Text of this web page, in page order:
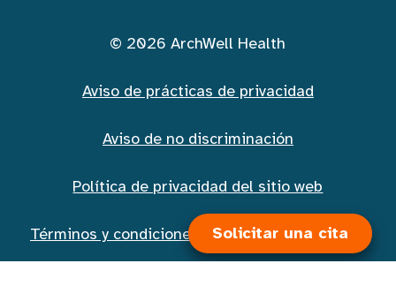
Solicitar una cita
© 2026 ArchWell Health
Aviso de prácticas de privacidad
Aviso de no discriminación
Política de privacidad del sitio web
Términos y condiciones de la mensajería móvil